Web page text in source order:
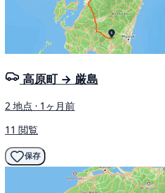
高原町 → 厳島
2 地点 · 1ヶ月前
11 閲覧
保存